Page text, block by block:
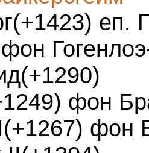
еп.
фон
фон